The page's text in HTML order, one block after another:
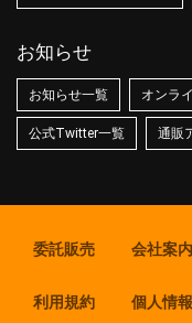
お知らせ
お知らせ一覧 オンラ
公式Twitter一覧 通販
委託販売 会社案内
利用規約 個人情